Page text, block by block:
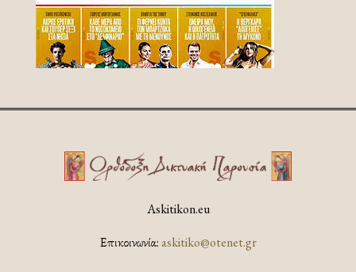
Askitikon.eu
Επικοινωνία:askitiko@otenet.gr